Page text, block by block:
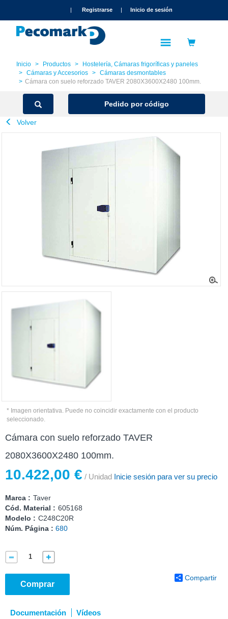
| Registrarse | Inicio de sesión
Inicio Productos
Hostelería, Cámaras frigoríficas y paneles
Cámaras y Accesorios
Cámaras desmontables
Cámara con suelo reforzado TAVER 2080X3600X2480 100mm.
Pedido por código
Volver
* Imagen orientativa. Puede no coincidir exactamente con el producto
seleccionado.
Cámara con suelo reforzado TAVER
2080X3600X2480 100mm.
10.422,00 € / Unidad Inicie sesión para ver su precio
Marca : Taver
Cód. Material : 605168
Modelo : C248C20R
Núm. Página : 680
Comprar
Compartir
Documentación Vídeos